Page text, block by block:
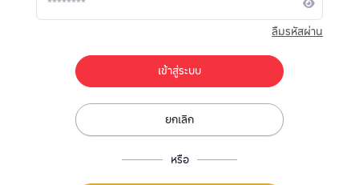
ลืมรหัสผ่าน
เข้าสู่ระบบ
ยกเลิก
หรือ